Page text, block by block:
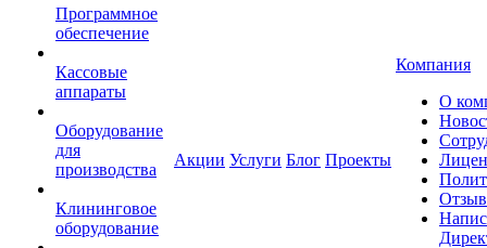
Программное
обеспечение
Кассовые
аппараты
Оборудование
для
производства
Клининговое
оборудование
Акции Услуги Блог Проекты
Компания
О